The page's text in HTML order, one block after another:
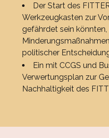
Der Start des
Werkzeugkasten zur
gefährdet sein
politischer
Ein mit CCGS und
Verwertungsplan zur
Nachhaltigkeit des